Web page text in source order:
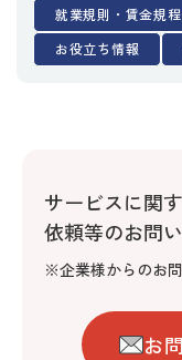
就業規則・賃金規
お役立ち情報
サービスに関
依頼等のお問
※企業様からのお
お